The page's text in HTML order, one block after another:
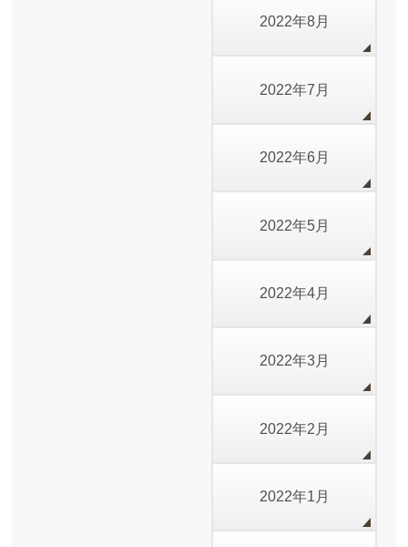
2022年8月
2022年7月
2022年6月
2022年5月
2022年4月
2022年3月
2022年2月
2022年1月